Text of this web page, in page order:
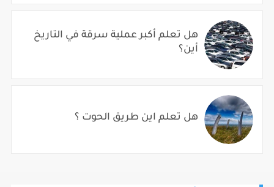
هل تعلم أكبر عملية سرقة في التاريخ
أين؟
هل تعلم اين طريق الحوت ؟